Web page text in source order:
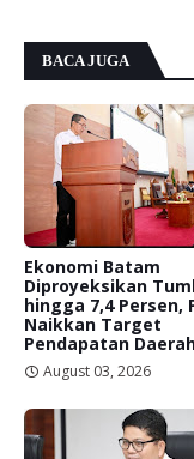
BACA JUGA
Ekonomi Batam
Diproyeksikan
hingga 7,4 Persen,
Naikkan Target
Pendapatan
August 03, 2026